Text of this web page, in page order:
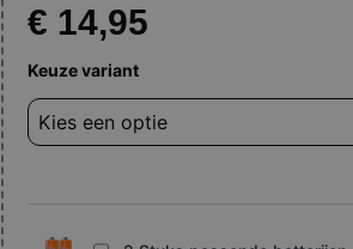
€ 14,95
Keuze variant
Afstandsbediening
AK59-
00061H